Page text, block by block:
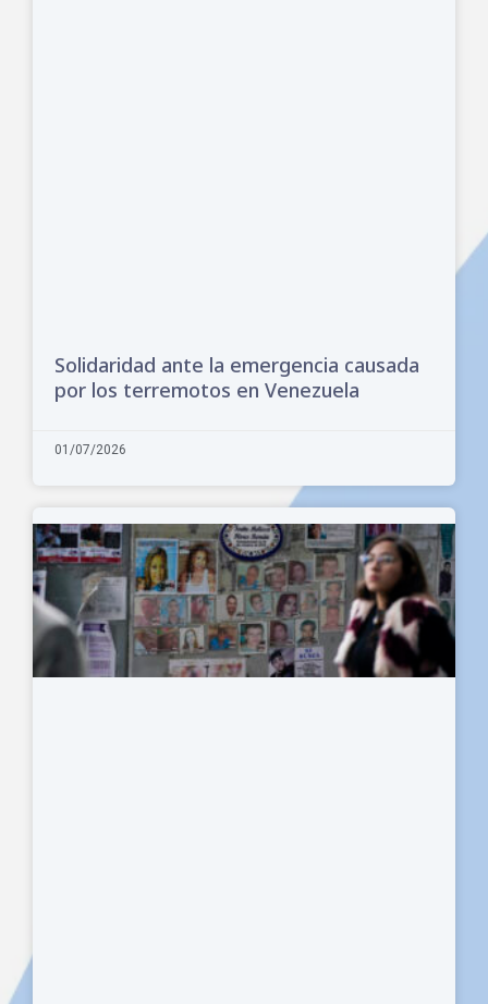
Solidaridad ante la emergencia causada
por los terremotos en Venezuela
01/07/2026